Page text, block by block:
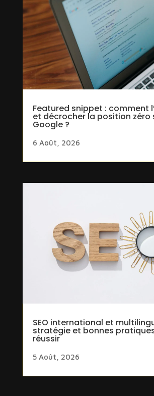
Featured snippet : comment
et décrocher la position zéro
Google ?
6 Août, 2026
SEO international et
stratégie et bonnes
réussir
5 Août, 2026